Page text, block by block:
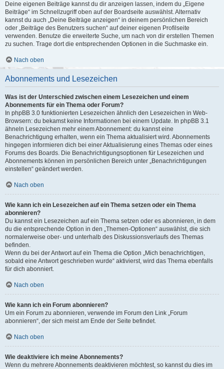
Deine eigenen Beiträge kannst du dir anzeigen lassen, indem du „Eigene
Beiträge“ im Schnellzugriff oben auf der Boardseite auswählst. Alternativ
kannst du auch „Deine Beiträge anzeigen“ in deinem persönlichen Bereich
oder „Beiträge des Benutzers suchen“ auf deiner eigenen Profilseite
verwenden. Benutze die erweiterte Suche, um nach von dir erstellen Themen
zu suchen. Trage dort die entsprechenden Optionen in die Suchmaske ein.
Nach oben
Abonnements und Lesezeichen
Was ist der Unterschied zwischen einem Lesezeichen und einem
Abonnements für ein Thema oder Forum?
In phpBB 3.0 funktionierten Lesezeichen ähnlich den Lesezeichen in Web-
Browsern: du bekamst keine Informationen bei einem Update. In phpBB 3.1
ähneln Lesezeichen mehr einem Abonnement: du kannst eine
Benachrichtigung erhalten, wenn ein Thema aktualisiert wird. Abonnements
hingegen informieren dich bei einer Aktualisierung eines Themas oder eines
Forums des Boards. Die Benachrichtigungsoptionen für Lesezeichen und
Abonnements können im persönlichen Bereich unter „Benachrichtigungen
einstellen“ geändert werden.
Nach oben
Wie kann ich ein Lesezeichen auf ein Thema setzen oder ein Thema
abonnieren?
Du kannst ein Lesezeichen auf ein Thema setzen oder es abonnieren, in dem
du die entsprechende Option in den „Themen-Optionen“ auswählst, die sich
normalerweise ober- und unterhalb des Diskussionsverlaufs des Themas
befinden.
Wenn du bei der Antwort auf ein Thema die Option „Mich benachrichtigen,
sobald eine Antwort geschrieben wurde“ aktivierst, wird das Thema ebenfalls
für dich abonniert.
Nach oben
Wie kann ich ein Forum abonnieren?
Um ein Forum zu abonnieren, verwende im Forum den Link „Forum
abonnieren“, der sich meist am Ende der Seite befindet.
Nach oben
Wie deaktiviere ich meine Abonnements?
Wenn du mehrere Abonnements deaktivieren möchtest, so kannst du dies im